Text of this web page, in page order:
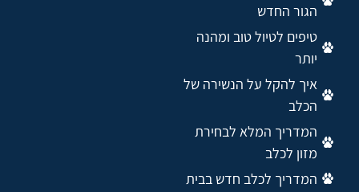
הגור החדש
טיפים לטיול טוב ומהנה
יותר
איך להקל על הנשירה של
הכלב
המדריך המלא לבחירת
מזון לכלב
המדריך לכלב חדש בבית